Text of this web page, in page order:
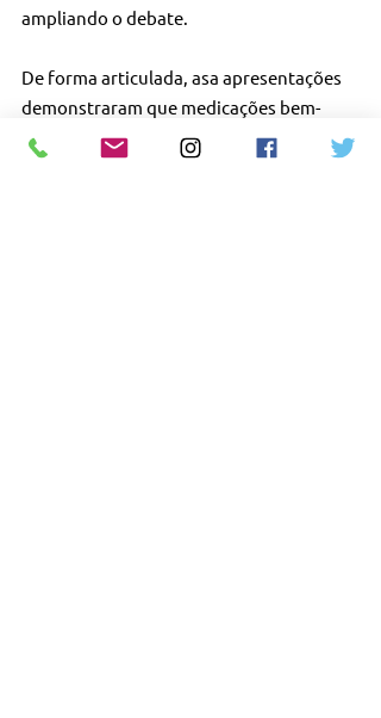
ampliando o debate.
De forma articulada, asa apresentações
demonstraram que medicações bem-
utilizadas, bem-prescritas e bem-
acompanhadas são seguras e podem,